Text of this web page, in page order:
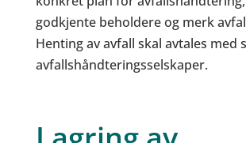
godkjente beholdere og merk
Henting av avfall skal avtales med
avfallshåndteringsselskaper.